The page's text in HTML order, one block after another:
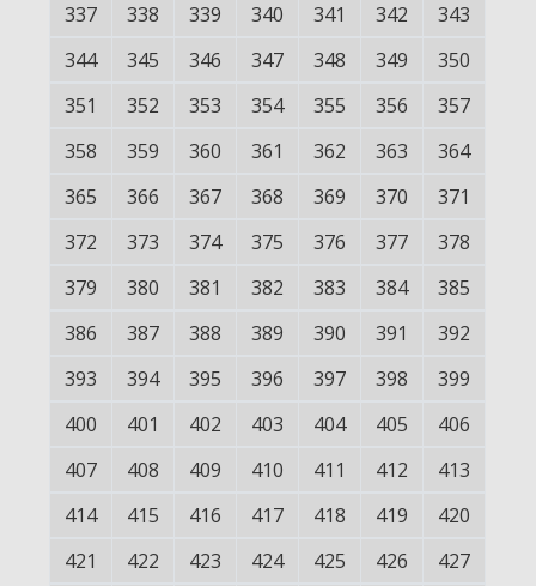
337
338 339 340 341 342
343
344
345 346 347 348 349
350
351
352 353 354 355 356
357
358
359 360 361 362 363
364
365
366 367 368 369 370
371
372
373 374 375 376 377
378
379
380 381 382 383 384
385
386
387 388 389 390 391
392
393
394 395 396 397 398
399
400
401 402 403 404 405
406
407
408 409 410 411 412
413
414
415 416 417 418 419
420
421
422 423 424 425 426 427